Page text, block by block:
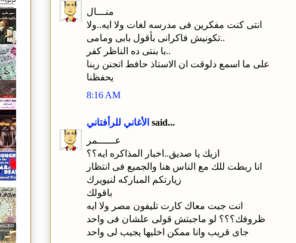
منـــال
انتى كنت مفكرين فى مدرسه لغات ولا ايه..ولا
تكونيش فاكرانى بأقول بابى ومامى..
با بنتى ده الناظر كفر..
على ما اسمع دلوقت ان الاستاذ حافط اتجنن ربنا
يحفظنا
8:16 AM
الأغاني للرأفتاني said...
عــــــمر
ازيك يا صديق..اخبار المذاكره ايه؟؟
انا ربطت للك مع الناس هنا والجميع فى انتظار
زيارتكم المباركه لنيويرك
باقولك
انت جبت معاك كارت تليفون مصر ولا ايه
ظروفك؟؟؟ لو ماجبتش قولى علشان فى واحد
جاى قريب وانا ممكن اخليها يجيب لى واحد